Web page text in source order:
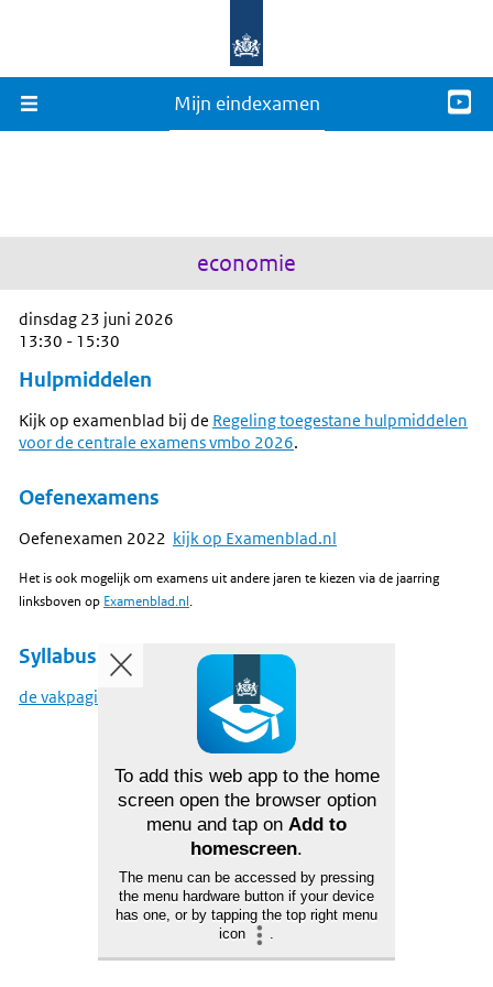
Mijn eindexamen
economie
dinsdag 23 juni 2026
13:30 - 15:30
Hulpmiddelen
Kijk op examenblad bij de Regeling toegestane hulpmiddelen
voor de centrale examens vmbo 2026.
Oefenexamens
Oefenexamen 2022 kijk op Examenblad.nl
Het is ook mogelijk om examens uit andere jaren te kiezen via de jaarring
linksboven op Examenblad.nl.
Syllabus
de vakpagina op examenblad
To add this web app to the home
screen open the browser option
menu and tap on Add to
homescreen.
The menu can be accessed by pressing
the menu hardware button if your device
has one, or by tapping the top right menu
icon
.